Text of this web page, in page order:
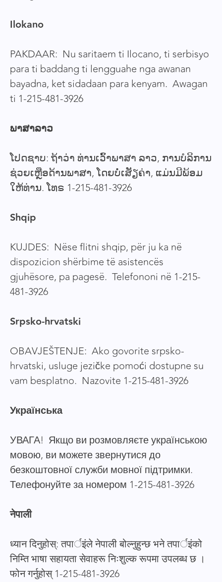
Ilokano
PAKDAAR: Nu saritaem ti Ilocano, ti serbisyo
para ti baddang ti lengguahe nga awanan
bayadna, ket sidadaan para kenyam. Awagan
ti 1-215-481-3926
ພາສາລາວ
ໂປດຊາບ: ຖ້າວ່າ ທ່ານເວົ້າພາສາ ລາວ, ການບໍລິການ
ຊ່ວຍເຫຼືອດ້ານພາສາ, ໂດຍບໍ່ເສັຽຄ່າ, ແມ່ນມີພ້ອມ
ໃຫ້ທ່ານ. ໂທຣ 1-215-481-3926
Shqip
KUJDES: Nëse flitni shqip, për ju ka në
dispozicion shërbime të asistencës
gjuhësore, pa pagesë. Telefononi në 1-215-
481-3926
Srpsko-hrvatski
OBAVJEŠTENJE: Ako govorite srpsko-
hrvatski, usluge jezičke pomoći dostupne su
vam besplatno. Nazovite 1-215-481-3926
Українська
УВАГА! Якщо ви розмовляєте українською
мовою, ви можете звернутися до
безкоштовної служби мовної підтримки.
Телефонуйте за номером 1-215-481-3926
नेपाली
ध्यान दिनुहोस्: तपार्इंले नेपाली बोल्नुहुन्छ भने तपार्इंको
निम्ति भाषा सहायता सेवाहरू निःशुल्क रूपमा उपलब्ध छ ।
फोन गर्नुहोस् 1-215-481-3926